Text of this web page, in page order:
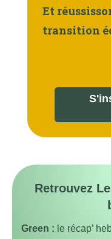
Et
transition
Retrouvez
Green : le récap’